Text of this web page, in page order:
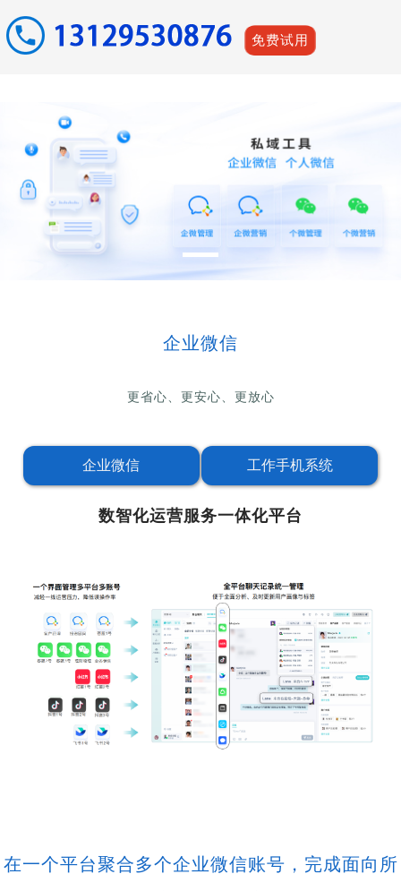
免费试用
企业微信
更省心、更安心、更放心
企业微信 工作手机系统
数智化运营服务一体化平台
在一个平台聚合多个企业微信账号，完成面向所